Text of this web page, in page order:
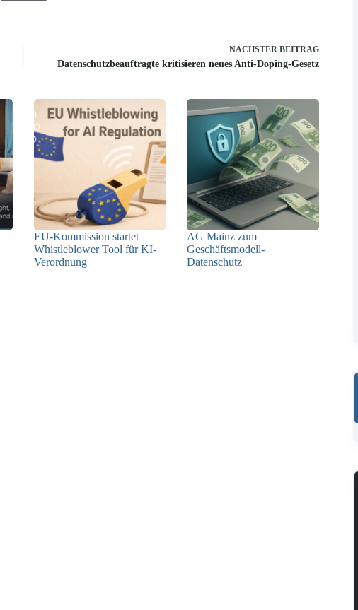
NÄCHSTER BEITRAG
Datenschutzbeauftragte kritisieren neues Anti-Doping-Gesetz
EU-Kommission startet
Whistleblower Tool für KI-
Verordnung
AG Mainz zum
Geschäftsmodell-
Datenschutz